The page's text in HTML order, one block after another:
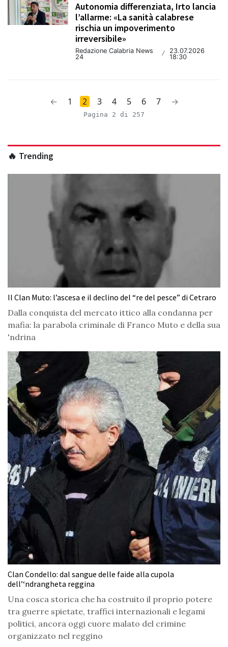
Autonomia differenziata, Irto lancia
l’allarme: «La sanità calabrese
rischia un impoverimento
irreversibile»
Redazione Calabria News
24
/
23.07.2026
18:30
← 1 2 3 4 5 6 7 →
Pagina 2 di 257
🔥 Trending
Il Clan Muto: l’ascesa e il declino del “re del pesce” di Cetraro
Dalla conquista del mercato ittico alla condanna per
mafia: la parabola criminale di Franco Muto e della sua
'ndrina
Clan Condello: dal sangue delle faide alla cupola
dell’‘ndrangheta reggina
Una cosca storica che ha costruito il proprio potere
tra guerre spietate, traffici internazionali e legami
politici, ancora oggi cuore malato del crimine
organizzato nel reggino